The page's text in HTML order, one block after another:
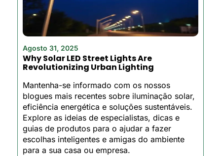
Agosto 31, 2025
Why Solar LED Street Lights Are
Revolutionizing Urban Lighting
Mantenha-se informado com os nossos
blogues mais recentes sobre iluminação solar,
eficiência energética e soluções sustentáveis.
Explore as ideias de especialistas, dicas e
guias de produtos para o ajudar a fazer
escolhas inteligentes e amigas do ambiente
para a sua casa ou empresa.